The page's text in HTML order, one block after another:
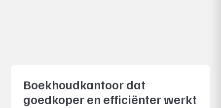
Boekhoudkantoor dat
goedkoper en efficiënter werkt